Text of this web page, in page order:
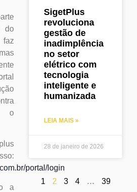
do
o
portal/login
a
SigetPlus
revoluciona
gestão de
inadimplência
no setor
elétrico com
tecnologia
inteligente e
humanizada
LEIA MAIS »
28 de janeiro de 2026
1 2 3 4 … 39